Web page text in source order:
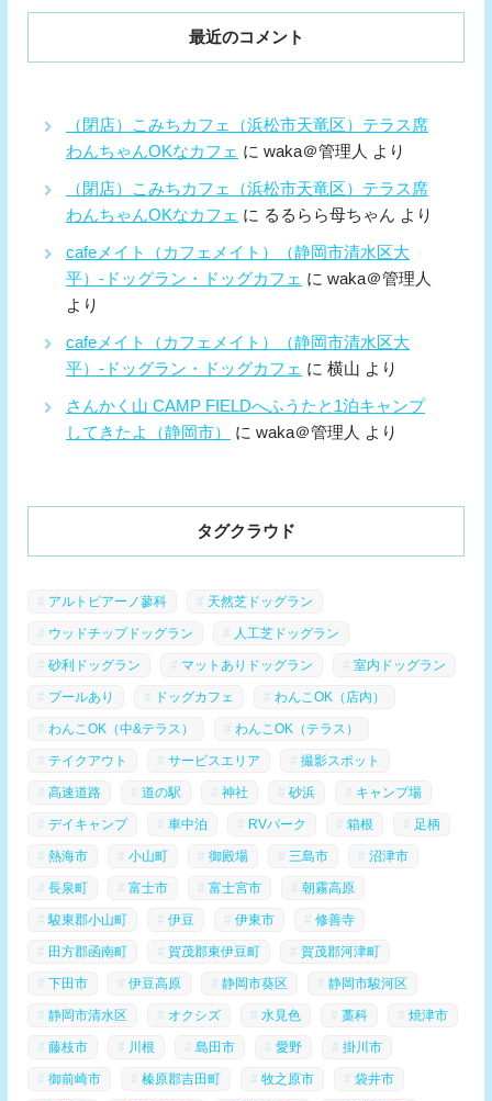
最近のコメント
（閉店）こみちカフェ（浜松市天竜区）テラス席
わんちゃんOKなカフェ に waka＠管理人 より
（閉店）こみちカフェ（浜松市天竜区）テラス席
わんちゃんOKなカフェ に るるらら母ちゃん より
cafeメイト（カフェメイト）（静岡市清水区大
平）-ドッグラン・ドッグカフェ に waka＠管理人
より
cafeメイト（カフェメイト）（静岡市清水区大
平）-ドッグラン・ドッグカフェ に 横山 より
さんかく山 CAMP FIELDへふうたと1泊キャンプ
してきたよ（静岡市）
に waka＠管理人 より
タグクラウド
アルトピアーノ蓼科 天然芝ドッグラン
ウッドチップドッグラン 人工芝ドッグラン
砂利ドッグラン マットありドッグラン 室内ドッグラン
プールあり ドッグカフェ わんこOK（店内）
わんこOK（中&テラス） わんこOK（テラス）
テイクアウト サービスエリア 撮影スポット
高速道路 道の駅 神社 砂浜 キャンプ場
デイキャンプ 車中泊 RVパーク 箱根 足柄
熱海市 小山町 御殿場 三島市 沼津市
長泉町 富士市 富士宮市 朝霧高原
駿東郡小山町 伊豆 伊東市 修善寺
田方郡函南町 賀茂郡東伊豆町 賀茂郡河津町
下田市 伊豆高原 静岡市葵区 静岡市駿河区
静岡市清水区 オクシズ 水見色 藁科 焼津市
藤枝市 川根 島田市 愛野 掛川市
御前崎市 榛原郡吉田町 牧之原市 袋井市